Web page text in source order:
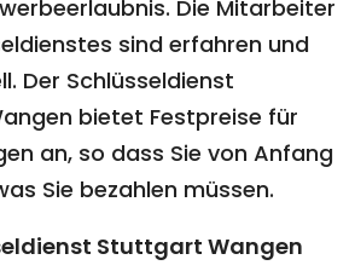
Die Mitarbeiter
sind erfahren und
Der Schlüsseldienst
bietet Festpreise für
an, so dass Sie von Anfang
Sie bezahlen müssen.
Stuttgart Wangen